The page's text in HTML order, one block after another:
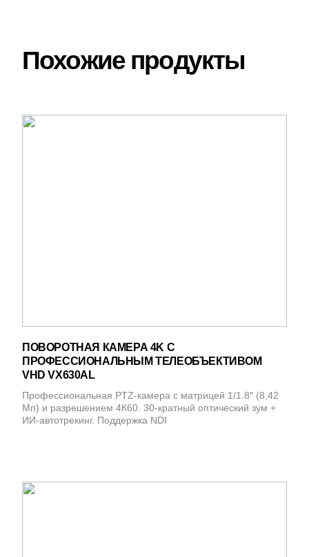
Похожие продукты
ПОВОРОТНАЯ КАМЕРА 4K С
ПРОФЕССИОНАЛЬНЫМ ТЕЛЕОБЪЕКТИВОМ
VHD VX630AL
Профессиональная PTZ-камера с матрицей 1/1.8″ (8,42
Мп) и разрешением 4К60. 30-кратный оптический зум +
ИИ-автотрекинг. Поддержка NDI